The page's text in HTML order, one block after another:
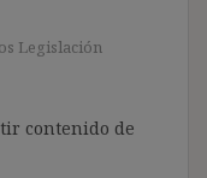
Legislación
contenido de